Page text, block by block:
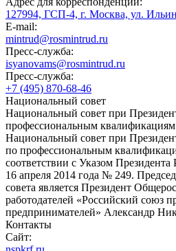
127994, ГСП-4, г. Москва, ул.
E-mail:
mintrud@rosmintrud.ru
Пресс-служба:
isyanovams@rosmintrud.ru
Пресс-служба:
+7 (495) 870-68-46
Национальный совет
Национальный совет при
профессиональным квалификациям
Национальный совет при
по профессиональным
соответствии с Указом
16 апреля 2014 года № 249.
совета является Президент
работодателей «Российский союз
предпринимателей» Александр
Контакты
Сайт: